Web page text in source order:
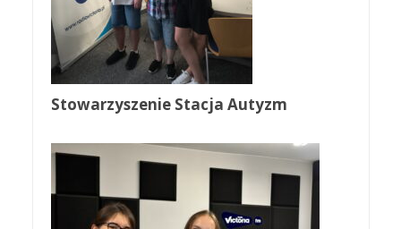
Stowarzyszenie Stacja Autyzm